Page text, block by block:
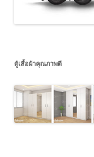
ตู้เสื้อผ้าคุณภาพดี